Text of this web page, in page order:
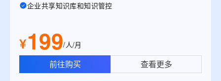
企业共享知识库和知识管控
¥199/人/月
前往购买 查看更多